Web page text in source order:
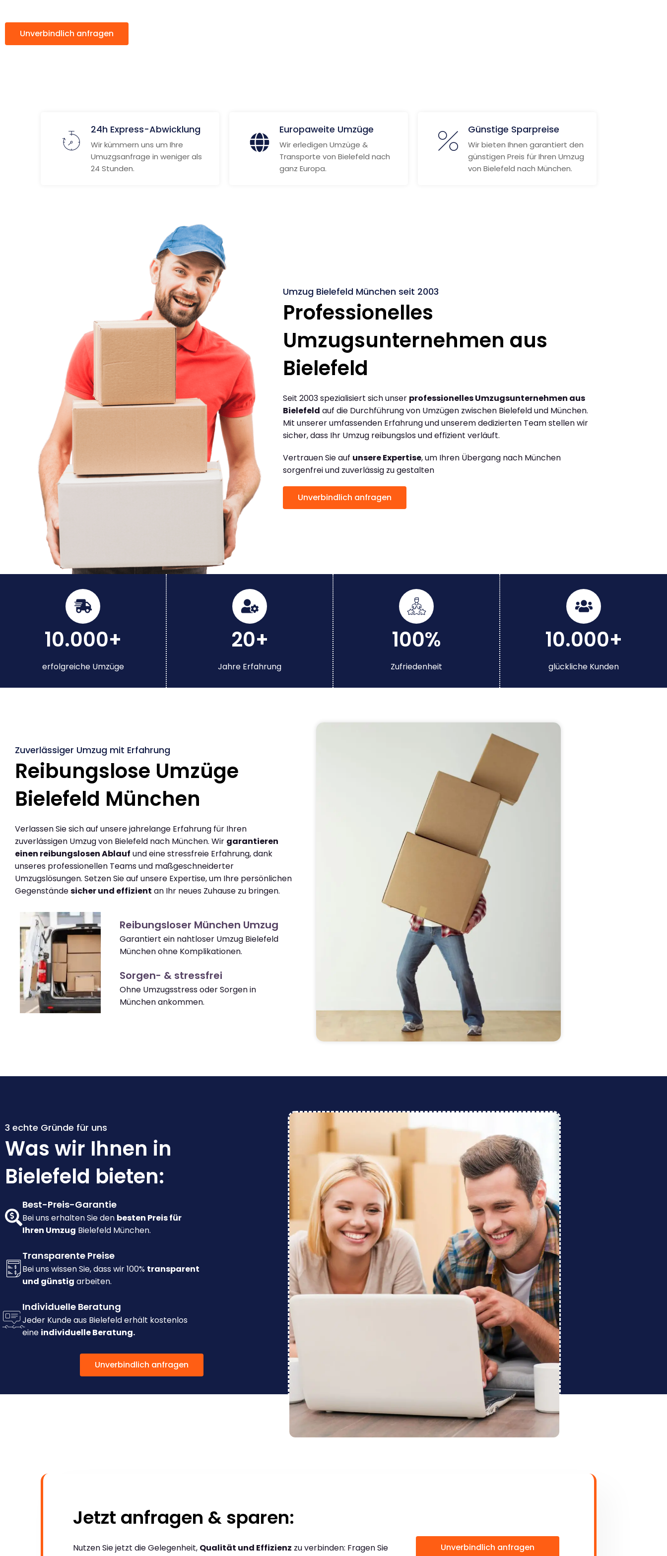
Unverbindlich anfragen
24h Express-Abwicklung
Wir kümmern uns um Ihre
Umuzgsanfrage in weniger als
24 Stunden.
Europaweite Umzüge
Wir erledigen Umzüge &
Transporte von Bielefeld nach
ganz Europa.
Günstige Sparpreise
Wir bieten Ihnen garantiert den
günstigen Preis für Ihren Umzug
von Bielefeld nach München.
Umzug Bielefeld München seit 2003
Professionelles
Umzugsunternehmen aus
Bielefeld
Seit 2003 spezialisiert sich unser professionelles Umzugsunternehmen aus
Bielefeld auf die Durchführung von Umzügen zwischen Bielefeld und München.
Mit unserer umfassenden Erfahrung und unserem dedizierten Team stellen wir
sicher, dass Ihr Umzug reibungslos und effizient verläuft.
Vertrauen Sie auf unsere Expertise, um Ihren Übergang nach München
sorgenfrei und zuverlässig zu gestalten
Unverbindlich anfragen
10.000+
erfolgreiche Umzüge
20+
Jahre Erfahrung
100%
Zufriedenheit
10.000+
glückliche Kunden
Zuverlässiger Umzug mit Erfahrung
Reibungslose Umzüge
Bielefeld München
Verlassen Sie sich auf unsere jahrelange Erfahrung für Ihren
zuverlässigen Umzug von Bielefeld nach München. Wir garantieren
einen reibungslosen Ablauf und eine stressfreie Erfahrung, dank
unseres professionellen Teams und maßgeschneiderter
Umzugslösungen. Setzen Sie auf unsere Expertise, um Ihre persönlichen
Gegenständesicher und effizient an Ihr neues Zuhause zu bringen.
Reibungsloser München Umzug
Garantiert ein nahtloser Umzug Bielefeld
München ohne Komplikationen.
Sorgen- & stressfrei
Ohne Umzugsstress oder Sorgen in
München ankommen.
3 echte Gründe für uns
Was wir Ihnen in
Bielefeld bieten:
Best-Preis-Garantie
Bei uns erhalten Sie den besten Preis für
Ihren Umzug Bielefeld München.
Transparente Preise
Bei uns wissen Sie, dass wir 100% transparent
und günstig arbeiten.
Individuelle Beratung
Jeder Kunde aus Bielefeld erhält kostenlos
eine individuelle Beratung.
Unverbindlich anfragen
Jetzt anfragen & sparen:
Nutzen Sie jetzt die Gelegenheit, Qualität und Effizienz zu verbinden: Fragen Sie
Unverbindlich anfragen